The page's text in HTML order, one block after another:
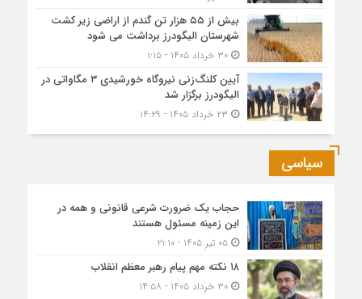
بیش از ۵۵ هزار تن گندم از اراضی زیر کشت
شهرستان الیگودرز برداشت می شود
۳۰ خرداد ۱۴۰۵ - ۱:۱۵
آیین کلنگ‌زنی نیروگاه خورشیدی ۳ مگاواتی در
الیگودرز برگزار شد
سیاسی
حجاب یک ضرورت شرعی قانونی و همه در
این زمینه مسئول هستند
۰۵ تیر ۱۴۰۵ - ۲۱:۱۰
۱۸ نکته مهم پیام رهبر معظم انقلاب
۳۰ خرداد ۱۴۰۵ - ۱۴:۵۸